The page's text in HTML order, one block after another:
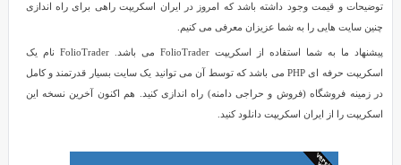
توضیحات و قیمت وجود داشته باشد که امروز در ایران اسکریپت راهی برای راه اندازی
چنین سایت هایی را به شما عزیزان معرفی می کنیم.
پیشنهاد ما به شما استفاده از اسکریپت FolioTrader می باشد. FolioTrader نام یک
اسکریپت حرفه ای PHP می باشد که توسط آن می توانید یک سایت بسیار قدرتمند و کامل
در زمینه فروشگاه (فروش و حراجی دامنه) راه اندازی کنید. هم اکنون آخرین نسخه این
اسکریپت را از ایران اسکریپت دانلود کنید.